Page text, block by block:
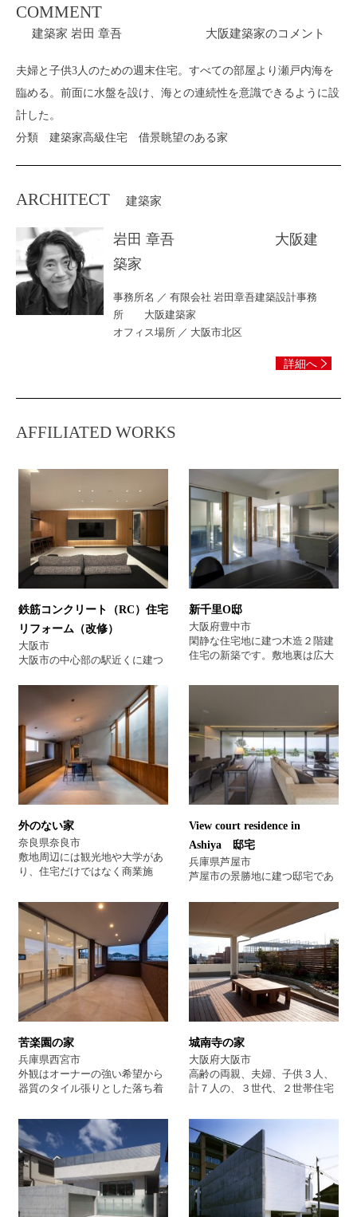
COMMENT
建築家 岩田 章吾 大阪建築家のコメント
夫婦と子供3人のための週末住宅。すべての部屋より瀬戸内海を
臨める。前面に水盤を設け、海との連続性を意識できるように設
計した。
分類 建築家高級住宅 借景眺望のある家
ARCHITECT 建築家
岩田 章吾 大阪建
築家
事務所名 ／ 有限会社 岩田章吾建築設計事務
所 大阪建築家
オフィス場所 ／ 大阪市北区
詳細へ
AFFILIATED WORKS
鉄筋コンクリート（RC）住宅
リフォーム（改修）
大阪市
大阪市の中心部の駅近くに建つ
ビルの改修リフォーム工事で
す。5階、6階部分が住居となっ
ており築年数が古いため断熱工
事を含め住宅の性能を上げる工
事とデザイン性に優れた高級感
あふれる設計になっておりま
す。
新千里O邸
大阪府豊中市
閑静な住宅地に建つ木造２階建
住宅の新築です。敷地裏は広大
外部からの視線をきりながら、
る、またモダンなデザインと全
館空調による快適さがご要望で
した。ご夫婦の終の住処として
新築させて頂きました。
外のない家
奈良県奈良市
敷地周辺には観光地や大学があ
り、住宅だけではなく商業施
リアに建つ住宅です。南北に約
30mもある細長い形状をしてい
る敷地で、ここに庭の要素をつ
くらずに開放的な住まいをつく
りたいという要望でした。 1階
には料理教室やイベントができ
るフリースペースとしてのパブ
リックな空間を、そして２階に
は夫婦のプライベートな空間を
さを存分に楽しんでもらうた
め、そしてまちとの距離感を操
作するスロープ空間を挿入する
ことで、まちに対して開くこと
が、光と風を呼び込むことで外
を感じることができる住まいに
なっています。 分類 建築家住
宅 建築家のつくる家 高級住
宅 建築家紹介
View court residence in
Ashiya 邸宅
兵庫県芦屋市
芦屋市の景勝地に建つ邸宅であ
かしながら敷地いっぱいに計画
された建物は3つのゾーンによ
り構成され、その中央に中庭を
配している。 外部空間には沢山
の緑や水盤を設け安らぎを感じ
ることの出来る空間とした。
AS 分類 建築家とつくる家 建
築家高級住宅 邸宅 RC住宅
借景のある家 中庭のある家
苦楽園の家
兵庫県西宮市
外観はオーナーの強い希望から
器質のタイル張りとした落ち着
す。３階の広いテラスのある白
を基調としたLDKは家族と友人
等が甲山の風景を眺めながら、
楽しく過ごすことが出来る快適
な場所を設けた鉄筋コンクリー
トの3階建て住宅となっており
ます。 分類 建築家 設計事務
城南寺の家
大阪府大阪市
高齢の両親、夫婦、子供３人、
計７人の、３世代、２世帯住宅
うなところに住んでおられて、
今度は市街地タイプの家に住み
替えられるので、設計の当初で
は、生活感、空間感の違いで戸
惑いがあったようです。 西南の
角地で日当たりがよく、夏の西
日対策で外付けブラインドを設